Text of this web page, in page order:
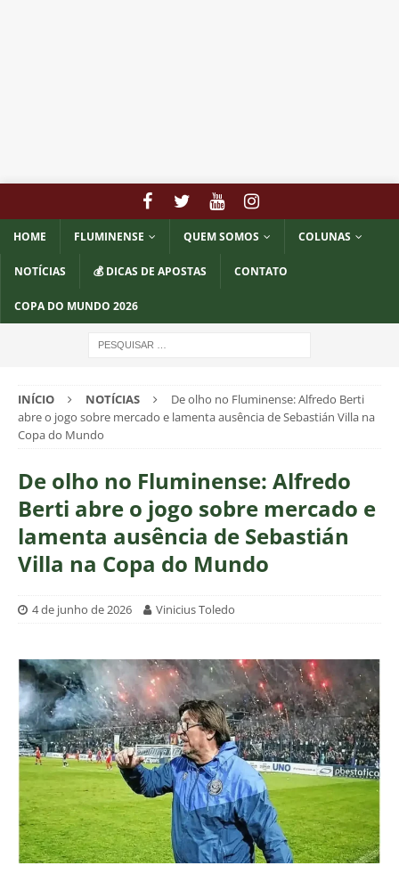
HOME FLUMINENSE QUEM SOMOS COLUNAS
NOTÍCIAS 💰 DICAS DE APOSTAS CONTATO
COPA DO MUNDO 2026
INÍCIO NOTÍCIAS
De olho no Fluminense: Alfredo Berti
abre o jogo sobre mercado e lamenta ausência de Sebastián Villa na
Copa do Mundo
De olho no Fluminense: Alfredo
Berti abre o jogo sobre mercado e
lamenta ausência de Sebastián
Villa na Copa do Mundo
4 de junho de 2026 Vinicius Toledo